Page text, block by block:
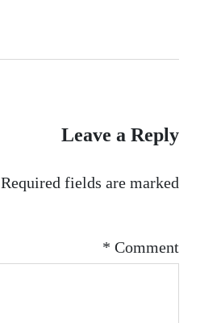
Leave a Reply
Required fields are marked
Comment
*